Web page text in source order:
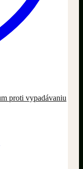
proti vypadávaniu